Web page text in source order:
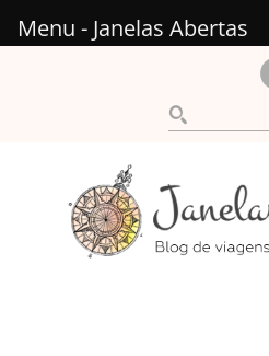
Menu - Janelas Abertas